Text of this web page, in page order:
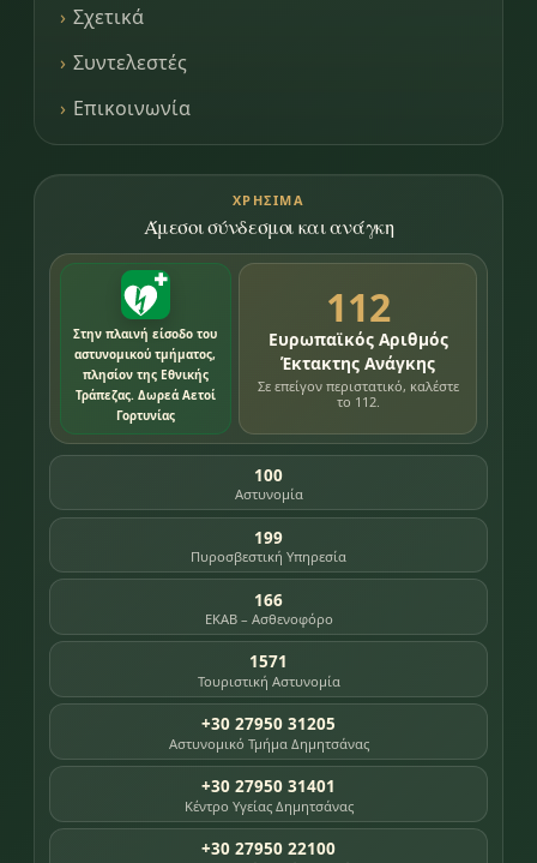
Σχετικά
Συντελεστές
Επικοινωνία
ΧΡΉΣΙΜΑ
Άμεσοι σύνδεσμοι και ανάγκη
Στην πλαινή είσοδο του
αστυνομικού τμήματος,
πλησίον της Εθνικής
Τράπεζας. Δωρεά Αετοί
Γορτυνίας
112
Ευρωπαϊκός Αριθμός
Έκτακτης Ανάγκης
Σε επείγον περιστατικό, καλέστε
το 112.
100
Αστυνομία
199
Πυροσβεστική Υπηρεσία
166
ΕΚΑΒ – Ασθενοφόρο
1571
Τουριστική Αστυνομία
+30 27950 31205
Αστυνομικό Τμήμα Δημητσάνας
+30 27950 31401
Κέντρο Υγείας Δημητσάνας
+30 27950 22100